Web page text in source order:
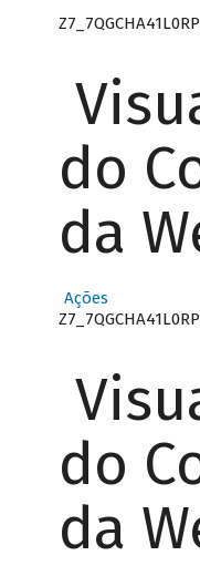
do
da
Ações
do
da